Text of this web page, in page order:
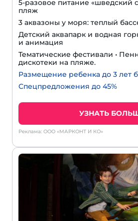
5-разовое питание «шведский
пляж
3 аквазоны у моря: теплый
Детский аквапарк и водная
и анимация
Тематические фестивали •
дискотеки на пляже.
Размещение ребенка до 3 лет
Спецпредложения до 45%
УЗНАТЬ
Реклама: ООО «МАРКОНТ И КО»